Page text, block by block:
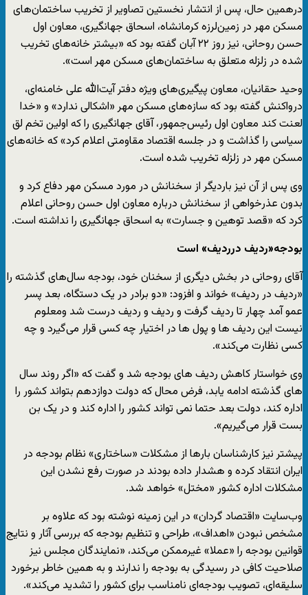
درهمین حال، پس از انتشار نخستین تصاویر از تخریب ساختمان‌های
مسکن مهر در زمین‌لرزه کرمانشاه، اسحاق جهانگیری، معاون اول
حسن روحانی، نیز روز ۲۲ آبان گفته بود که «بیشتر خانه‌های تخریب
شده در زلزله متعلق به ساختمان‌های مسکن مهر است».
وحید حقانیان، معاون پیگیری‌های ویژه دفتر آیت‌الله علی خامنه‌ای،
درواکنش گفته بود که سازه‌های مسکن مهر «اشکالی ندارد» و «خدا
لعنت کند معاون اول رئیس‌جمهور، آقای جهانگیری را که اولین تخم لق
سیاسی را گذاشت و در جلسه اقتصاد مقاومتی اعلام کرد» که خانه‌های
مسکن مهر در زلزله تخریب شده‌ است.
وی پس از آن نیز باردیگر از سخنانش در مورد مسکن مهر دفاع کرد و
بدون عذرخواهی از سخنانش درباره معاون اول حسن روحانی اعلام
کرد که «قصد توهین و جسارت» به اسحاق جهانگیری را نداشته است.
بودجه«ردیف درردیف» است
آقای روحانی در بخش دیگری از سخنان خود، بودجه سال‌های گذشته را
«ردیف در ردیف» خواند و افزود: «دو برادر در یک دستگاه، بعد پسر
عمو آمد چهار تا ردیف گرفت و ردیف و ردیف درست شد ومعلوم
نیست این ردیف ها و پول ها در اختیار چه کسی قرار می‌گیرد و چه
کسی نظارت می‌کند».
وی خواستار کاهش ردیف های بودجه شد و گفت که «اگر روند سال
های گذشته ادامه یابد، فرض محال که دولت دوازدهم بتواند کشور را
اداره کند، دولت بعد حتما نمی تواند کشور را اداره کند و در یک بن
بست قرار می‌گیریم».
پیشتر نیز کارشناسان بارها از مشکلات «ساختاری» نظام بودجه در
ایران انتقاد کرده و هشدار داده بودند در صورت رفع نشدن این
مشکلات اداره کشور «مختل» خواهد شد.
وب‌سایت «اقتصاد گردان» در این زمینه نوشته بود که علاوه بر
مشخص نبودن «اهداف»، طراحی و تنظیم بودجه که بررسی آثار و نتایج
قوانین بودجه را «عملا» غیرممکن می‌کند، «نمایندگان مجلس نیز
صلاحیت کافی در رسیدگی به بودجه را ندارند و به همین خاطر برخورد
سلیقه‌ای، تصویب بودجه‌ای نامناسب برای کشور را تشدید می‌کند».